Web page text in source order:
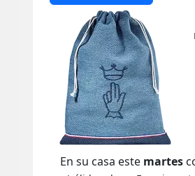
En su casa este martes